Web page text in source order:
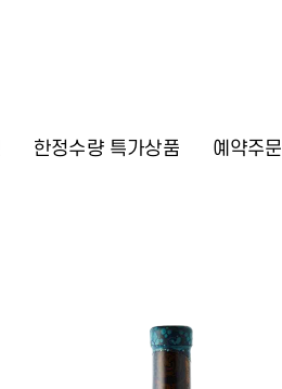
한정수량 특가상품 예약주문